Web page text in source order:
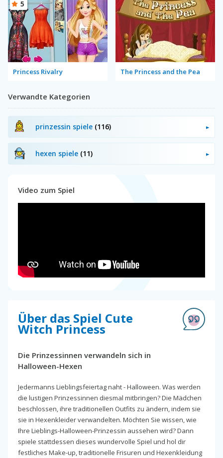
Princess Rivalry
5
The Princess and the Pea
Verwandte Kategorien
prinzessin spiele (116)
hexen spiele (11)
Video zum Spiel
Über das Spiel Cute
Witch Princess
Die Prinzessinnen verwandeln sich in
Halloween-Hexen
Jedermanns Lieblingsfeiertag naht - Halloween. Was werden
die lustigen Prinzessinnen diesmal mitbringen? Die Mädchen
beschlossen, ihre traditionellen Outfits zu ändern, indem sie
sie in Hexenkleider verwandelten. Möchten Sie wissen, wie
Ihre Lieblings-Halloween-Prinzessin aussehen wird? Dann
spiele stattdessen dieses wundervolle Spiel und hol dir
festliches Make-up, traditionelle Frisuren und Hexenkleidung